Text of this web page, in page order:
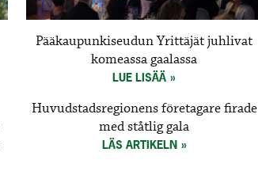
Pääkaupunkiseudun Yrittäjät juhlivat
komeassa gaalassa
LUE LISÄÄ
Huvudstadsregionens företagare firade
med ståtlig gala
LÄS ARTIKELN